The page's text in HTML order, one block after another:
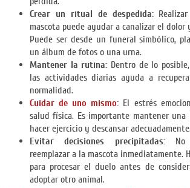
Crear un ritual de despedida:
mascota puede ayudar a canalizar el dolor
Puede ser desde un funeral simbólico,
un álbum de fotos o una urna.
Mantener la rutina: Dentro de lo
las actividades diarias ayuda a
normalidad.
Cuidar de uno mismo: El estrés
salud física. Es importante mantener una
hacer ejercicio y descansar adecuadamente.
Evitar decisiones precipitadas:No
reemplazar a la mascota inmediatamente.
para procesar el duelo antes de
adoptar otro animal.